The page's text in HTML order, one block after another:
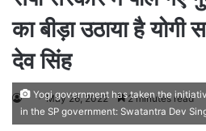
का बीड़ा उठाया है
देव सिंह
May 26, 2022 2 minutes read
Yogi government has taken the
in the SP government: Swatantra Dev